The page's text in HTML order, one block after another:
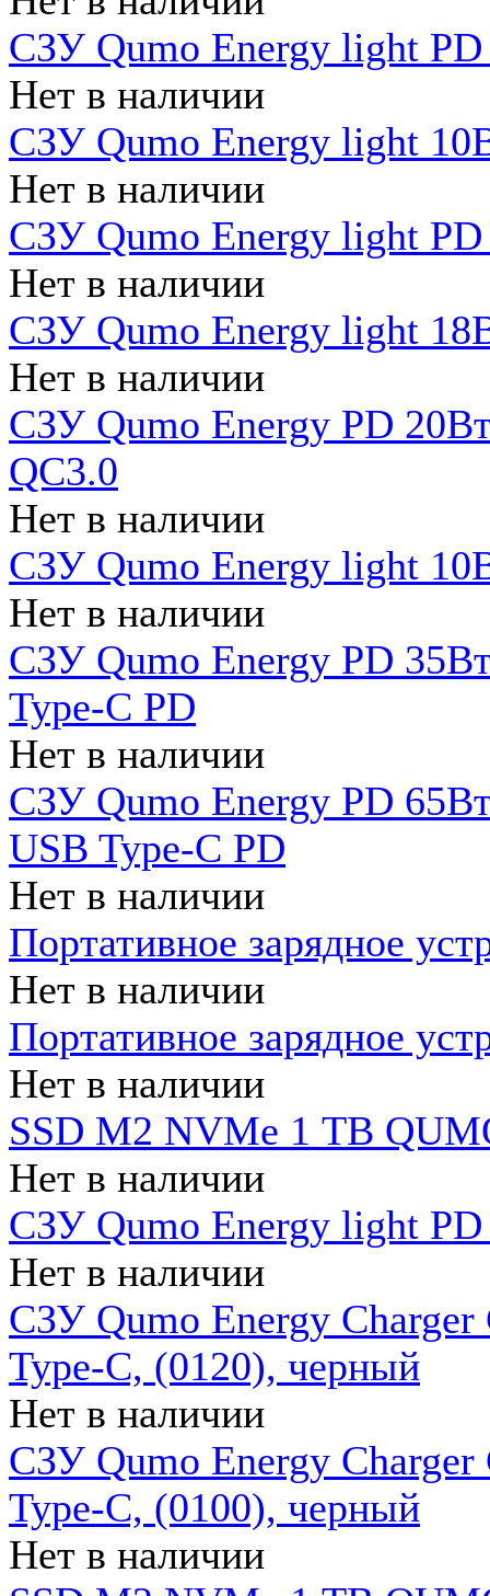
СЗУ Qumo Energy light
Нет в наличии
СЗУ Qumo Energy light
Нет в наличии
СЗУ Qumo Energy light
Нет в наличии
СЗУ Qumo Energy light
Нет в наличии
СЗУ Qumo Energy PD
QC3.0
Нет в наличии
СЗУ Qumo Energy light
Нет в наличии
СЗУ Qumo Energy PD
Type-C PD
Нет в наличии
СЗУ Qumo Energy PD
USB Type-C PD
Нет в наличии
Портативное зарядное
Нет в наличии
Портативное зарядное
Нет в наличии
SSD M2 NVMe 1 ТB
Нет в наличии
СЗУ Qumo Energy light PD
Нет в наличии
СЗУ Qumo Energy
Type-C, (0120), черный
Нет в наличии
СЗУ Qumo Energy
Type-C, (0100), черный
Нет в наличии